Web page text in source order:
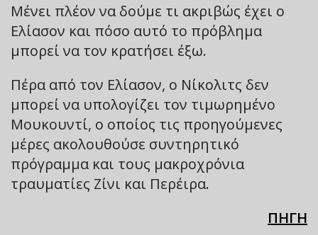
Μένει πλέον να δούμε τι ακριβώς έχει ο
Ελίασον και πόσο αυτό το πρόβλημα
μπορεί να τον κρατήσει έξω.
Πέρα από τον Ελίασον, ο Νίκολιτς δεν
μπορεί να υπολογίζει τον τιμωρημένο
Μουκουντί, ο οποίος τις προηγούμενες
μέρες ακολουθούσε συντηρητικό
πρόγραμμα και τους μακροχρόνια
τραυματίες Ζίνι και Περέιρα.
ΠΗΓΗ